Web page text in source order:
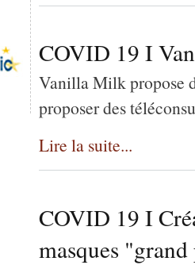
COVID 19 I
Vanilla Milk propose
proposer des
Lire la suite...
COVID 19 I
masques